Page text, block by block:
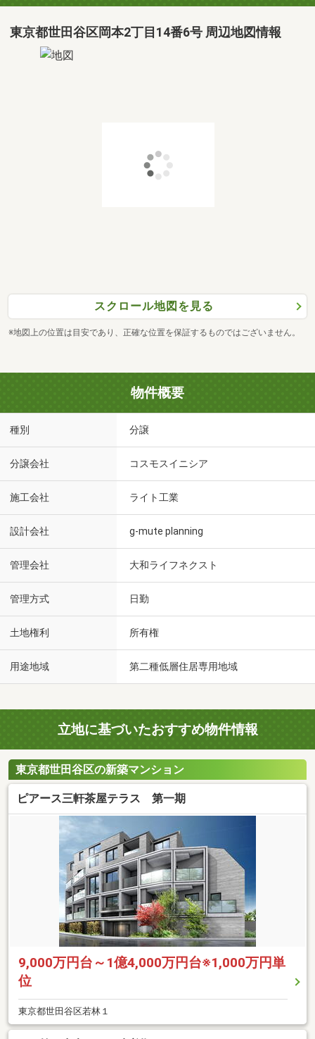
東京都世田谷区岡本2丁目14番6号 周辺地図情報
スクロール地図を見る
※地図上の位置は目安であり、正確な位置を保証するものではございません。
物件概要
種別 分譲
分譲会社 コスモスイニシア
施工会社 ライト工業
設計会社 g-mute planning
管理会社 大和ライフネクスト
管理方式 日勤
土地権利 所有権
用途地域 第二種低層住居専用地域
立地に基づいたおすすめ物件情報
東京都世田谷区の新築マンション
ピアース三軒茶屋テラス 第一期
9,000万円台～1億4,000万円台※1,000万円単
位
東京都世田谷区若林１